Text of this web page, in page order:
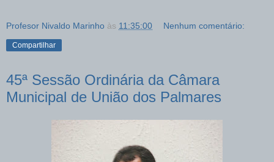
Profesor Nivaldo Marinho às 11:35:00 Nenhum comentário:
Compartilhar
45ª Sessão Ordinária da Câmara
Municipal de União dos Palmares